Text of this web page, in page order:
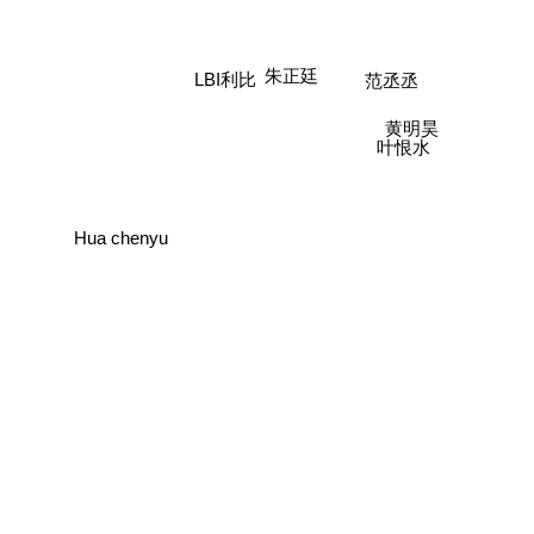
范丞丞
Hua chenyu
朱正廷
LBI利比
黄明昊
叶恨水